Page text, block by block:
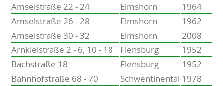
Amselstraße 22 - 24
Elmshorn
1964
Amselstraße 26 - 28
Elmshorn
1962
Amselstraße 30 - 32
Elmshorn
2008
Arnkielstraße 2 - 6, 10 - 18
Flensburg
1952
Bachstraße 18
Flensburg
1952
Bahnhofstraße 68 - 70
Schwentinental 1978